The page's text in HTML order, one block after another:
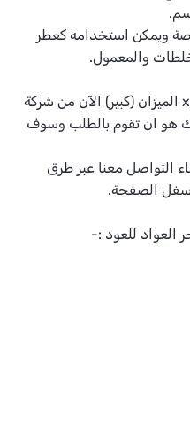
ويمكن استخدامه كعطر
والمعمول.
الآن من شركة
هو ان تقوم بالطلب وسوف
التواصل معنا عبر طرق
اسفل الصفحة.
العواد للعود :-